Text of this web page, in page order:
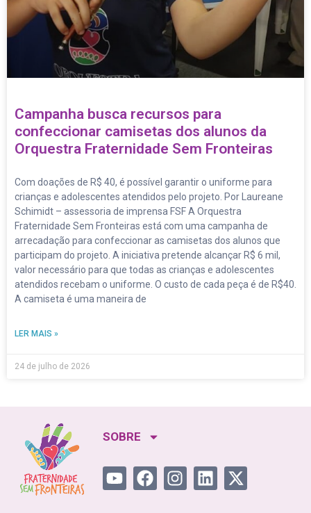
Campanha busca recursos para
confeccionar camisetas dos alunos da
Orquestra Fraternidade Sem Fronteiras
Com doações de R$ 40, é possível garantir o uniforme para
crianças e adolescentes atendidos pelo projeto. Por Laureane
Schimidt – assessoria de imprensa FSF A Orquestra
Fraternidade Sem Fronteiras está com uma campanha de
arrecadação para confeccionar as camisetas dos alunos que
participam do projeto. A iniciativa pretende alcançar R$ 6 mil,
valor necessário para que todas as crianças e adolescentes
atendidos recebam o uniforme. O custo de cada peça é de R$40.
A camiseta é uma maneira de
LER MAIS »
24 de julho de 2026
SOBRE